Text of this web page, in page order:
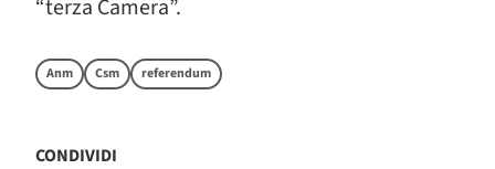
“terza Camera”.
Anm Csm referendum
CONDIVIDI